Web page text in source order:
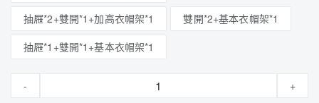
抽屜*2+雙開*1+加高衣帽架*1
雙開*2+基本衣帽架*1
抽屜*1+雙開*1+基本衣帽架*1
- +